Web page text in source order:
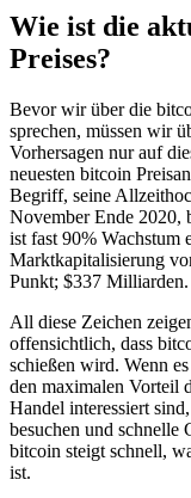
Wie ist die
Preises?
Bevor wir über die
sprechen, müssen wir
Vorhersagen nur auf
neuesten bitcoin
Begriff, seine
November Ende 2020,
ist fast 90%
Marktkapitalisierung
Punkt; $337 Milliarden.
All diese Zeichen
offensichtlich, dass
schießen wird. Wenn
den maximalen Vorteil
Handel interessiert
besuchen und schnelle
bitcoin steigt schnell,
ist.